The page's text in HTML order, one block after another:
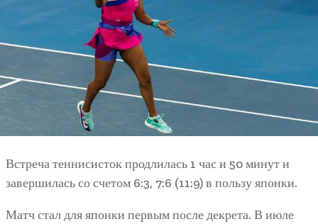
Встреча теннисисток продлилась 1 час и 50 минут и
завершилась со счетом 6:3, 7:6 (11:9) в пользу японки.
Матч стал для японки первым после декрета. В июле